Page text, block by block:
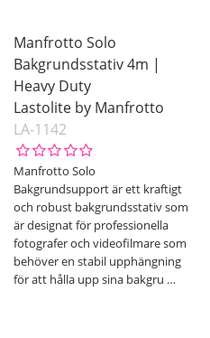
Manfrotto Solo
Bakgrundsstativ 4m |
Heavy Duty
Lastolite by Manfrotto
LA-1142
Manfrotto Solo
Bakgrundsupport är ett kraftigt
och robust bakgrundsstativ som
är designat för professionella
fotografer och videofilmare som
behöver en stabil upphängning
för att hålla upp sina bakgru …